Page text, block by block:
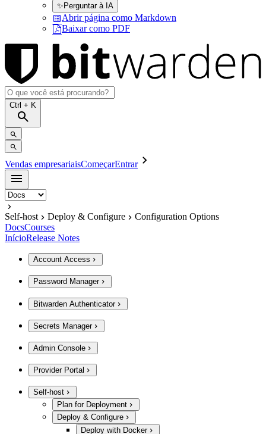
✨Perguntar à IA
Abrir página como Markdown
Baixar como PDF
Ctrl + K
Vendas empresariaisComeçarEntrar
Self-host Deploy & Configure
Configuration Options
DocsCourses
InícioRelease Notes
Account Access
Password Manager
Bitwarden Authenticator
Secrets Manager
Admin Console
Provider Portal
Self-host
Plan for Deployment
Deploy & Configure
Deploy with Docker